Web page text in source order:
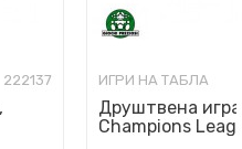
222137 ИГРИ НА ТАБЛА
Друштвена
Champions